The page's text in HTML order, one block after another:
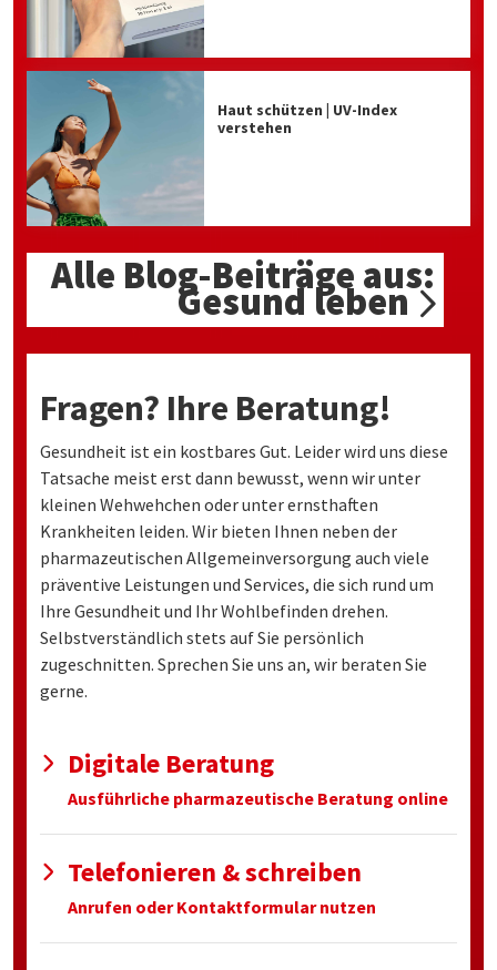
Haut schützen | UV-Index
verstehen
Alle Blog-Beiträge aus:
Gesund leben
Fragen? Ihre Beratung!
Gesundheit ist ein kostbares Gut. Leider wird uns diese
Tatsache meist erst dann bewusst, wenn wir unter
kleinen Wehwehchen oder unter ernsthaften
Krankheiten leiden. Wir bieten Ihnen neben der
pharmazeutischen Allgemeinversorgung auch viele
präventive Leistungen und Services, die sich rund um
Ihre Gesundheit und Ihr Wohlbefinden drehen.
Selbstverständlich stets auf Sie persönlich
zugeschnitten. Sprechen Sie uns an, wir beraten Sie
gerne.
Digitale Beratung
Ausführliche pharmazeutische Beratung online
Telefonieren & schreiben
Anrufen oder Kontaktformular nutzen